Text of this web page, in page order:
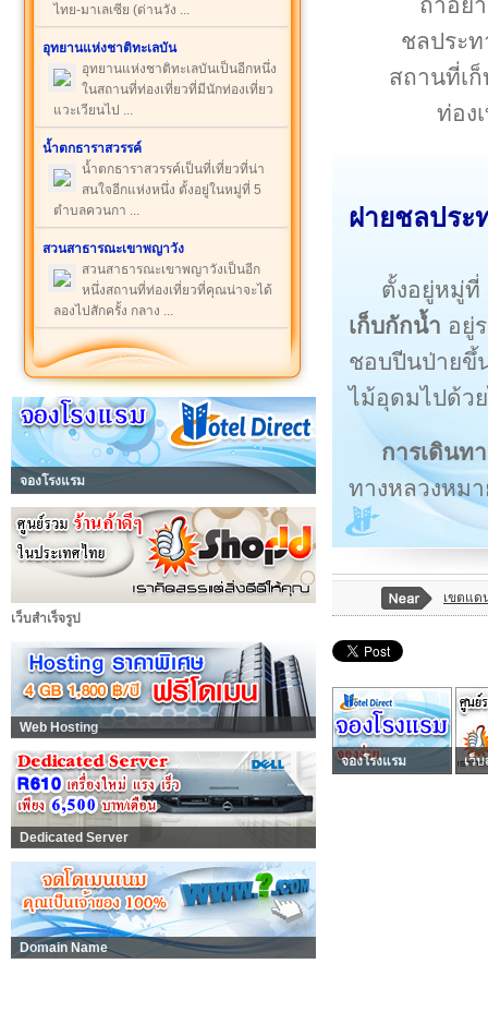
ไทย-มาเลเซีย (ด่านวัง ...
อุทยานแห่งชาติทะเลบัน
อุทยานแห่งชาติทะเลบันเป็นอีกหนึ่ง
ในสถานที่ท่องเที่ยวที่มีนักท่องเที่ยว
แวะเวียนไป ...
น้ำตกธาราสวรรค์
น้ำตกธาราสวรรค์เป็นที่เที่ยวที่น่า
สนใจอีกแห่งหนึ่ง ตั้งอยู่ในหมู่ที่ 5
ตำบลควนกา ...
สวนสาธารณะเขาพญาวัง
สวนสาธารณะเขาพญาวังเป็นอีก
หนึ่งสถานที่ท่องเที่ยวที่คุณน่าจะได้
ลองไปสักครั้ง กลาง ...
จองโรงแรม
เว็บสำเร็จรูป
Web Hosting
Dedicated Server
Domain Name
ชลประ
สถานที่เ
ท่อง
ฝายชลปร
ตั้งอยู่หมู่
เก็บกักน้ำ อยู่
ชอบปีนป่ายขึ้
ไม้อุดมไปด้ว
การเดินท
ทางหลวงหม
เขตแด
จองโรงแรม เว็บ